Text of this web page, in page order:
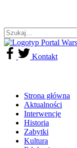
Kontakt
Strona główna
Aktualności
Interwencje
Historia
Zabytki
Kultura